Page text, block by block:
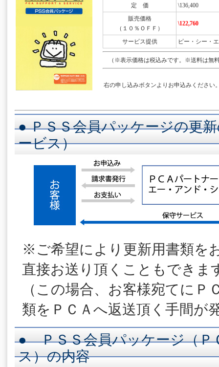
定 価
\136,400
販売価格
（１０％ＯＦＦ）
\122,760
サービス提供 ピー・シー・
（※表示価格は税込みです。※送料は無
右の申し込みボタンよりお申込みください
● ＰＳＳ会員パッケージの更
ービス）
※ご希望により更新用書類を
直接お送り頂くこともできま
（この場合、お客様宛てにＰ
類をＰＣＡへ返送頂く手間が
● ＰＳＳ会員パッケージ（Ｐ
ス）の内容